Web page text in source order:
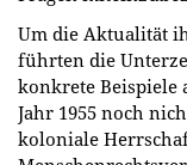
Um die Aktualität
führten die
konkrete Beispiele
Jahr 1955 noch
koloniale